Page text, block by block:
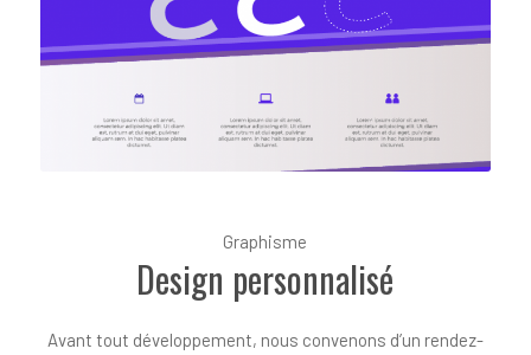
Graphisme
Design personnalisé
Avant tout développement, nous convenons d’un rendez-